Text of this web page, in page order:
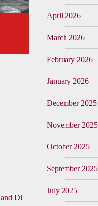
April 2026
March 2026
February 2026
January 2026
December 2025
November 2025
October 2025
September 2025
July 2025